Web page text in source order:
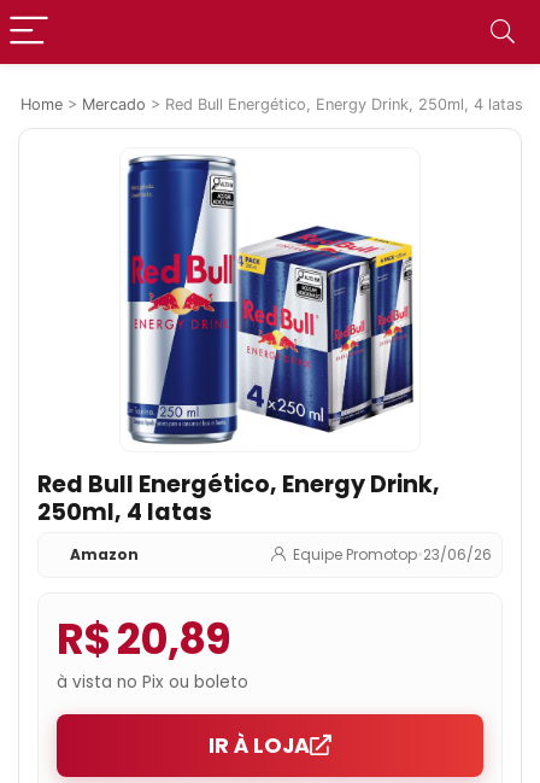
Home > Mercado > Red Bull Energético, Energy Drink, 250ml, 4 latas
Red Bull Energético, Energy Drink,
250ml, 4 latas
Amazon Equipe Promotop•23/06/26
R$ 20,89
à vista no Pix ou boleto
IR À LOJA